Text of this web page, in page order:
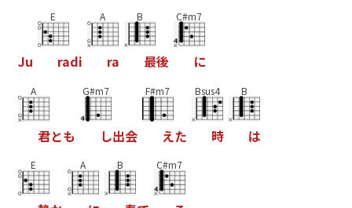
Ju
E
radi
A
ra
B
最後
C#m7
に
A
君とも
G#m7
し出会
F#m7
えた
Bsus4
時
B
は
E A B C#m7